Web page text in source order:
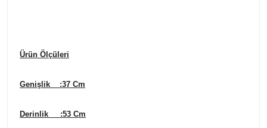
Ürün Ölçüleri
Genişlik :37 Cm
Derinlik :53 Cm